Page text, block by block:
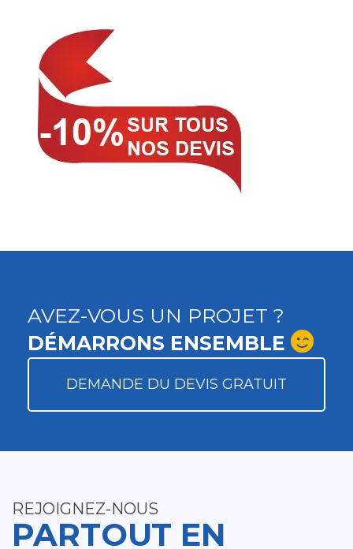
AVEZ-VOUS UN PROJET ?
DÉMARRONS ENSEMBLE
DEMANDE DU DEVIS GRATUIT
REJOIGNEZ-NOUS
PARTOUT EN